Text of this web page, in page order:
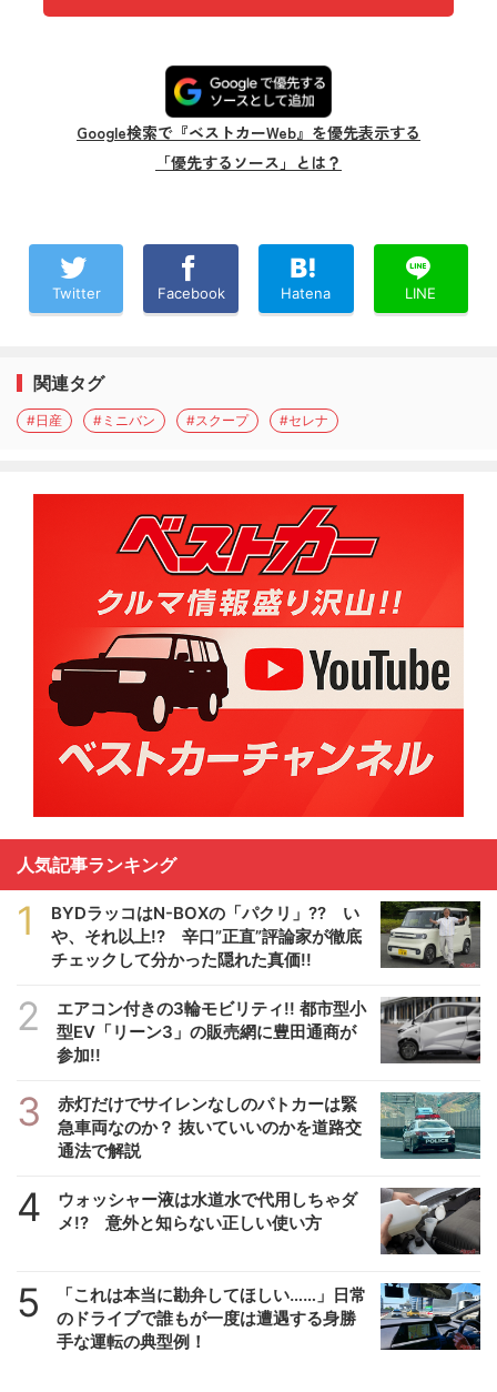
Google検索で『ベストカーWeb』を優先表示する
「優先するソース」とは？
Twitter Facebook Hatena LINE
関連タグ
#日産 #ミニバン #スクープ #セレナ
人気記事ランキング
1
BYDラッコはN-BOXの「パクリ」?? い
や、それ以上!? 辛口”正直”評論家が徹底
チェックして分かった隠れた真価!!
2
エアコン付きの3輪モビリティ!! 都市型小
型EV「リーン3」の販売網に豊田通商が
参加!!
3
赤灯だけでサイレンなしのパトカーは緊
急車両なのか？ 抜いていいのかを道路交
通法で解説
4
ウォッシャー液は水道水で代用しちゃダ
メ!? 意外と知らない正しい使い方
5
「これは本当に勘弁してほしい……」日常
のドライブで誰もが一度は遭遇する身勝
手な運転の典型例！